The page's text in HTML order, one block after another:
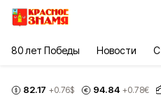
80 лет Победы Новости
82.17 +0.76$ 94.84 +0.78€